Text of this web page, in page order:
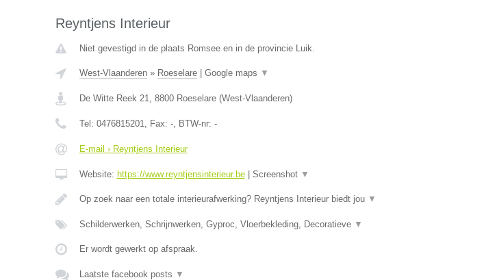
Reyntjens Interieur
Niet gevestigd in de plaats Romsee en in de provincie Luik.
West-Vlaanderen» Roeselare| Google maps ▼
De Witte Reek 21, 8800 Roeselare(West-Vlaanderen)
Tel: 0476815201, Fax: -, BTW-nr: -
E-mail › Reyntjens Interieur
Website: https://www.reyntjensinterieur.be| Screenshot ▼
Op zoek naar een totale interieurafwerking? Reyntjens Interieur biedt jou ▼
Schilderwerken, Schrijnwerken, Gyproc, Vloerbekleding, Decoratieve ▼
Er wordt gewerkt op afspraak.
Laatste facebook posts ▼